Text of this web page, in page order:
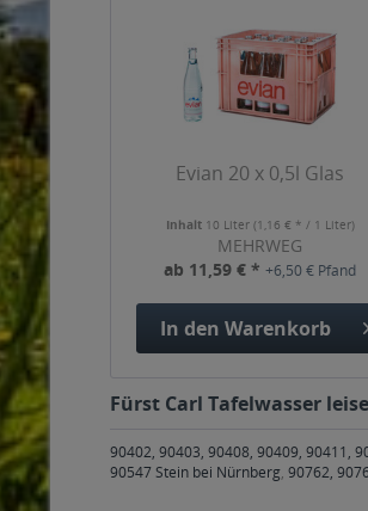
Evian 20 x 0,5l Glas
Inhalt 10 Liter (1,16 € * / 1 Liter)
MEHRWEG
ab 11,59 € *+6,50 € Pfand
In den Warenkorb
Fürst Carl Tafelwasser
90402, 90403, 90408, 90409, 90411,
90547 Stein bei Nürnberg, 90762,